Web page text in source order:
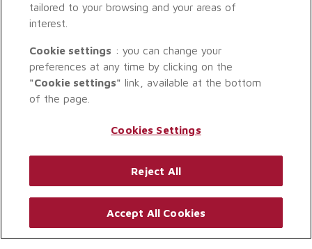
© GROUPAMA GAN REIM 2026. TOUS DROITS RÉSERVÉS.
tailored to your browsing and your areas of
interest.
Cookie settings : you can change your
preferences at any time by clicking on the
"Cookie settings" link, available at the bottom
of the page.
Cookies Settings
Reject All
Accept All Cookies